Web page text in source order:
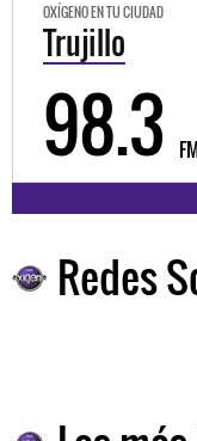
OXÍGENO EN TU CIUDAD
Trujillo
98.3 FM
Redes